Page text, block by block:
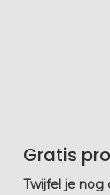
Gratis
Twijfel je nog